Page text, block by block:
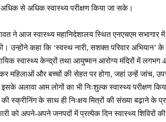
से अधिक स्वास्थ्य परीक्षण किया जा सके।
ने आज स्वास्थ्य महानिदेशालय स्थित एनएचएम सभागार में
उन्होंने कहा कि ‘स्वस्थ नारी, सशक्त परिवार अभियान’ के
स्वास्थ्य केन्द्रों तथा आयुष्मान आरोग्य मंदिरों में लगभग
महिलाओं और बच्चों की सेहत पर होगा, जहां उन्हें जांच,
अलावा आम लोगों का भी निःशुल्क स्वास्थ्य परीक्षण
स्क्रीनिंग के साथ ही निःक्षय मित्रों की संख्या बढ़ाने के
को अपने-अपने जनपदों में प्रत्येक दिन स्वास्थ्य शिविरों की